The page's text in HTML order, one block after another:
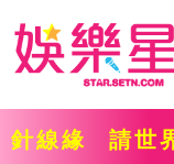
針線緣 請世